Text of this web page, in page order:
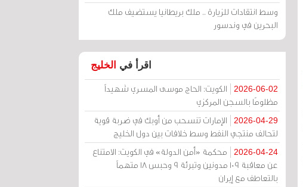
وسط انتقادات للزيارة .. ملك بريطانيا يستضيف ملك
البحرين في وندسور
اقرأ في الخليج
2026-06-02
الكويت: الحاج موسى المسري شهيداً
مظلومًا بالسجن المركزي
2026-04-29
الإمارات تنسحب من أوبك في ضربة قوية
لتحالف منتجي النفط وسط خلافات بين دول الخليج
2026-04-24
محكمة «أمن الدولة» في الكويت: الامتناع
عن معاقبة 109 مدونين وتبرئة 9 وحبس 18 متهماً
بالتعاطف مع إيران